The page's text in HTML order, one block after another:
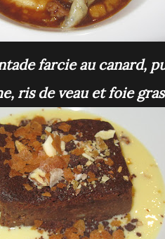
ris de veau et foie gras